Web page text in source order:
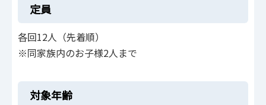
定員
各回12人（先着順）
※同家族内のお子様2人まで
対象年齢